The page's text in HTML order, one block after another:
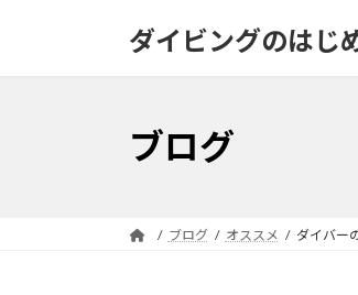
ダイビングのはじ
ブログ
ブログ オススメ ダイバー